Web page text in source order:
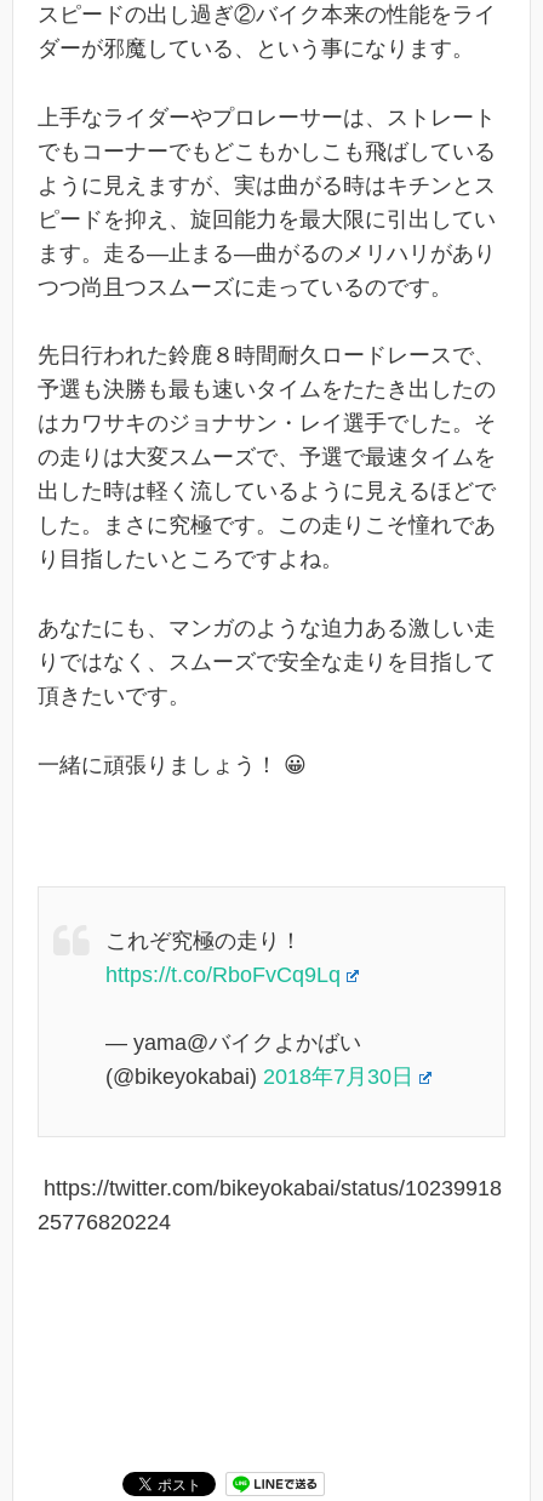
スピードの出し過ぎ②バイク本来の性能をライ
ダーが邪魔している、という事になります。
上手なライダーやプロレーサーは、ストレート
でもコーナーでもどこもかしこも飛ばしている
ように見えますが、実は曲がる時はキチンとス
ピードを抑え、旋回能力を最大限に引出してい
ます。走る―止まる―曲がるのメリハリがあり
つつ尚且つスムーズに走っているのです。
先日行われた鈴鹿８時間耐久ロードレースで、
予選も決勝も最も速いタイムをたたき出したの
はカワサキのジョナサン・レイ選手でした。そ
の走りは大変スムーズで、予選で最速タイムを
出した時は軽く流しているように見えるほどで
した。まさに究極です。この走りこそ憧れであ
り目指したいところですよね。
あなたにも、マンガのような迫力ある激しい走
りではなく、スムーズで安全な走りを目指して
頂きたいです。
一緒に頑張りましょう！ 😀
これぞ究極の走り！
https://t.co/RboFvCq9Lq
— yama@バイクよかばい
(@bikeyokabai) 2018年7月30日
https://twitter.com/bikeyokabai/status/10239918
25776820224